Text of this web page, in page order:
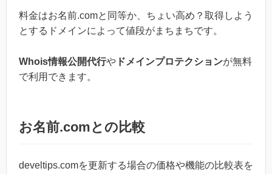
料金はお名前.comと同等か、ちょい高め？取得しよう
とするドメインによって値段がまちまちです。
Whois情報公開代行や ドメインプロテクションが無料
で利用できます。
お名前.comとの比較
develtips.comを更新する場合の価格や機能の比較表を